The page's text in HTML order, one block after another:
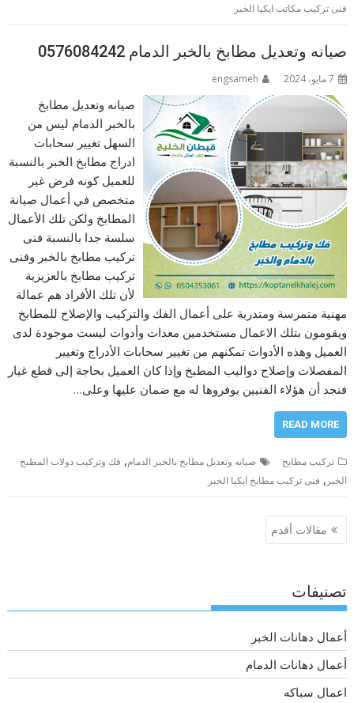
فنى تركيب مكاتب ايكيا الخبر
صيانه وتعديل مطابخ بالخبر الدمام 0576084242
7 مايو، 2024 engsameh
صيانه وتعديل مطابخ
بالخبر الدمام ليس من
السهل تغيير سحابات
ادراج مطابخ الخبر بالنسبة
للعميل كونه فرض غير
متخصص في أعمال صيانة
المطابخ ولكن تلك الأعمال
سلسة جدا بالنسبة فنى
تركيب مطابخ بالخبر وفنى
تركيب مطابخ بالعزيزية
لأن تلك الأفراد هم عمالة
مهنية متمرسة ومتدربة على أعمال الفك والتركيب والإصلاح للمطابخ
ويقومون بتلك الاعمال مستخدمين معدات وأدوات ليست موجودة لدى
العميل وهذه الأدوات تمكنهم من تغيير سحابات الأدراج وتغيير
المفصلات وإصلاح دواليب المطبخ وإذا كان العميل بحاجة إلى قطع غيار
فنجد أن هؤلاء الفنيين يوفروها له مع ضمان عليها وعلى…
READ MORE
تركيب مطابخ صيانه وتعديل مطابخ بالخبر الدمام, فك وتركيب دولاب المطبخ
الخبر , فنى تركيب مطابخ ايكيا الخبر
تصفّح
المقالات
مقالات أقدم
تصنيفات
أعمال دهانات الخبر
أعمال دهانات الدمام
اعمال سباكه